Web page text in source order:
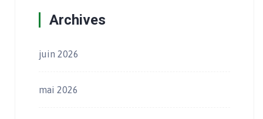
Archives
juin 2026
mai 2026